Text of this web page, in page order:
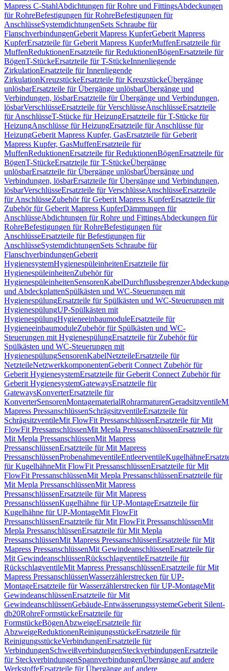
Mapress C-StahlAbdichtungen für Rohre und FittingsAbdeckungen
für RohreBefestigungen für RohreBefestigungen für
AnschlüsseSystemdichtungenSets Schraube für
FlanschverbindungenGeberit Mapress KupferGeberit Mapress
KupferErsatzteile für Geberit Mapress KupferMuffenErsatzteile für
MuffenReduktionenErsatzteile für ReduktionenBögenErsatzteile für
BögenT-StückeErsatzteile für T-StückeInnenliegende
ZirkulationErsatzteile für Innenliegende
ZirkulationKreuzstückeErsatzteile für KreuzstückeÜbergänge
unlösbarErsatzteile für Übergänge unlösbarÜbergänge und
Verbindungen, lösbarErsatzteile für Übergänge und Verbindungen,
lösbarVerschlüsseErsatzteile für VerschlüsseAnschlüsseErsatzteile
für AnschlüsseT-Stücke für HeizungErsatzteile für T-Stücke für
HeizungAnschlüsse für HeizungErsatzteile für Anschlüsse für
HeizungGeberit Mapress Kupfer, GasErsatzteile für Geberit
Mapress Kupfer, GasMuffenErsatzteile für
MuffenReduktionenErsatzteile für ReduktionenBögenErsatzteile für
BögenT-StückeErsatzteile für T-StückeÜbergänge
unlösbarErsatzteile für Übergänge unlösbarÜbergänge und
Verbindungen, lösbarErsatzteile für Übergänge und Verbindungen,
lösbarVerschlüsseErsatzteile für VerschlüsseAnschlüsseErsatzteile
für AnschlüsseZubehör für Geberit Mapress KupferErsatzteile für
Zubehör für Geberit Mapress KupferDämmungen für
AnschlüsseAbdichtungen für Rohre und FittingsAbdeckungen für
RohreBefestigungen für RohreBefestigungen für
AnschlüsseErsatzteile für Befestigungen für
AnschlüsseSystemdichtungenSets Schraube für
FlanschverbindungenGeberit
HygienesystemHygienespüleinheitenErsatzteile für
HygienespüleinheitenZubehör für
HygienespüleinheitenSensorenKabelDurchflussbegrenzer
und AbdeckplattenSpülkästen und WC-Steuerungen mit
HygienespülungErsatzteile für Spülkästen und WC-Steuerungen mit
HygienespülungUP-Spülkästen mit
HygienespülungHygieneeinbaumoduleErsatzteile für
HygieneeinbaumoduleZubehör für Spülkästen und WC-
Steuerungen mit HygienespülungErsatzteile für Zubehör für
Spülkästen und WC-Steuerungen mit
HygienespülungSensorenKabelNetzteileErsatzteile für
NetzteileNetzwerkkomponentenGeberit Connect Zubehör für
Geberit HygienesystemErsatzteile für Geberit Connect Zubehör für
Geberit HygienesystemGatewaysErsatzteile für
GatewaysKonverterErsatzteile für
KonverterSensorenMontagematerialRohrarmaturenGeradsitzventile
Mapress PressanschlüssenSchrägsitzventileErsatzteile für
SchrägsitzventileMit FlowFit PressanschlüssenErsatzteile für Mit
FlowFit PressanschlüssenMit Mepla PressanschlüssenErsatzteile für
Mit Mepla PressanschlüssenMit Mapress
PressanschlüssenErsatzteile für Mit Mapress
PressanschlüssenProbenahmeventileEntleerventileKugelhähne
für KugelhähneMit FlowFit PressanschlüssenErsatzteile für Mit
FlowFit PressanschlüssenMit Mepla PressanschlüssenErsatzteile für
Mit Mepla PressanschlüssenMit Mapress
PressanschlüssenErsatzteile für Mit Mapress
PressanschlüssenKugelhähne für UP-MontageErsatzteile für
Kugelhähne für UP-MontageMit FlowFit
PressanschlüssenErsatzteile für Mit FlowFit PressanschlüssenMit
Mepla PressanschlüssenErsatzteile für Mit Mepla
PressanschlüssenMit Mapress PressanschlüssenErsatzteile für Mit
Mapress PressanschlüssenMit GewindeanschlüssenErsatzteile für
Mit GewindeanschlüssenRückschlagventileErsatzteile für
RückschlagventileMit Mapress PressanschlüssenErsatzteile für Mit
Mapress PressanschlüssenWasserzählerstrecken für UP-
MontageErsatzteile für Wasserzählerstrecken für UP-MontageMit
GewindeanschlüssenErsatzteile für Mit
GewindeanschlüssenGebäude-EntwässerungssystemeGeberit Silent-
db20RohreFormstückeErsatzteile für
FormstückeBögenAbzweigeErsatzteile für
AbzweigeReduktionenReinigungsstückeErsatzteile für
ReinigungsstückeVerbindungenErsatzteile für
VerbindungenSchweißverbindungenSteckverbindungenErsatzteile
für SteckverbindungenSpannverbindungenÜbergänge auf andere
WerkstoffeErsatzteile für Übergänge auf andere